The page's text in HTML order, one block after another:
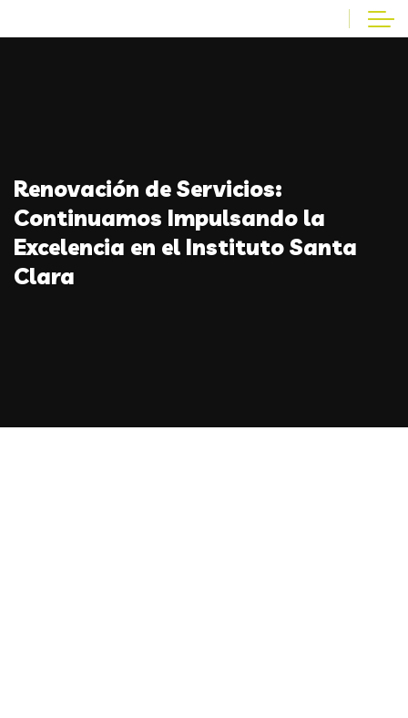
Renovación de Servicios:
Continuamos Impulsando la
Excelencia en el Instituto Santa
Clara